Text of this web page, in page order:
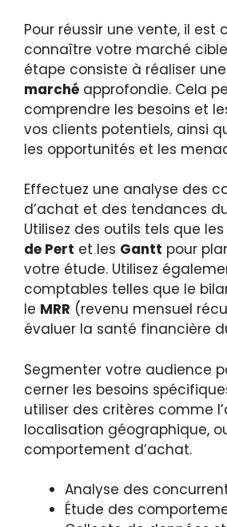
Pour réussir une vente, il est
connaître votre marché
étape consiste à réaliser une
marché approfondie. Cela
comprendre les besoins et
vos clients potentiels, ainsi
les opportunités et les
Effectuez une analyse des
d’achat et des tendances
Utilisez des outils tels que les
de Pert et les Gantt pour
votre étude. Utilisez
comptables telles que le
le MRR (revenu mensuel
évaluer la santé financière
Segmenter votre audience
cerner les besoins
utiliser des critères comme
localisation géographique,
comportement d’achat.
Analyse des
Étude des